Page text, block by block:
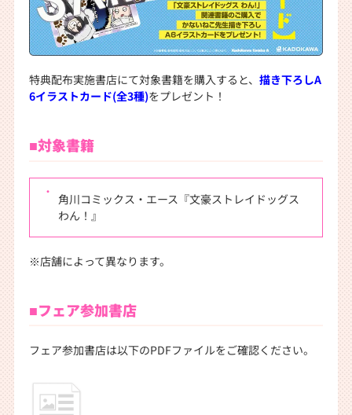
特典配布実施書店にて対象書籍を購入すると、 描き下ろしA
6イラストカード(全3種)をプレゼント！
■対象書籍
角川コミックス・エース『文豪ストレイドッグス
わん！』
※店舗によって異なります。
■フェア参加書店
フェア参加書店は以下のPDFファイルをご確認ください。